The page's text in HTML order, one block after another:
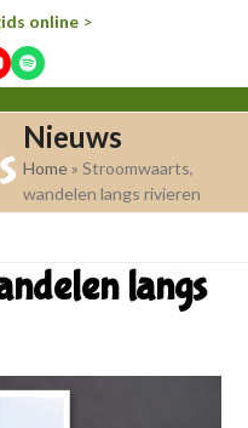
online>
Spotify
Nieuws
Home »Stroomwaarts,
wandelen langs rivieren
langs